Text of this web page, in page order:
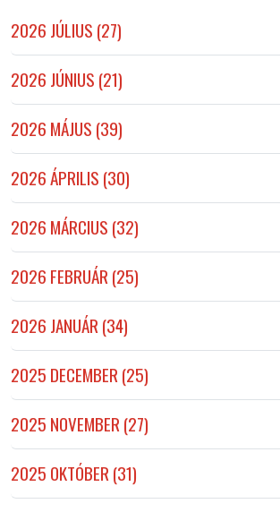
2026 JÚLIUS (27)
2026 JÚNIUS (21)
2026 MÁJUS (39)
2026 ÁPRILIS (30)
2026 MÁRCIUS (32)
2026 FEBRUÁR (25)
2026 JANUÁR (34)
2025 DECEMBER (25)
2025 NOVEMBER (27)
2025 OKTÓBER (31)